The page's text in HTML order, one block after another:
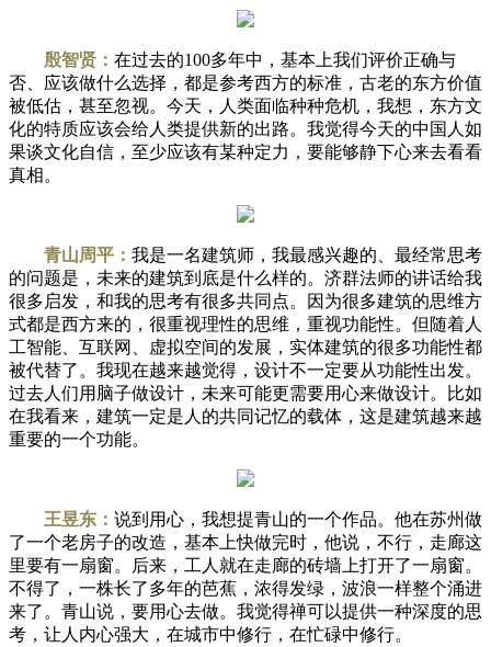
殷智贤： 在过去的100多年中，基本上我们评价正确与
否、应该做什么选择，都是参考西方的标准，古老的东方价值
被低估，甚至忽视。今天，人类面临种种危机，我想，东方文
化的特质应该会给人类提供新的出路。我觉得今天的中国人如
果谈文化自信，至少应该有某种定力，要能够静下心来去看看
真相。
青山周平： 我是一名建筑师，我最感兴趣的、最经常思考
的问题是，未来的建筑到底是什么样的。济群法师的讲话给我
很多启发，和我的思考有很多共同点。因为很多建筑的思维方
式都是西方来的，很重视理性的思维，重视功能性。但随着人
工智能、互联网、虚拟空间的发展，实体建筑的很多功能性都
被代替了。我现在越来越觉得，设计不一定要从功能性出发。
过去人们用脑子做设计，未来可能更需要用心来做设计。比如
在我看来，建筑一定是人的共同记忆的载体，这是建筑越来越
重要的一个功能。
王昱东： 说到用心，我想提青山的一个作品。他在苏州做
了一个老房子的改造，基本上快做完时，他说，不行，走廊这
里要有一扇窗。后来，工人就在走廊的砖墙上打开了一扇窗。
不得了，一株长了多年的芭蕉，浓得发绿，波浪一样整个涌进
来了。青山说，要用心去做。我觉得禅可以提供一种深度的思
考，让人内心强大，在城市中修行，在忙碌中修行。